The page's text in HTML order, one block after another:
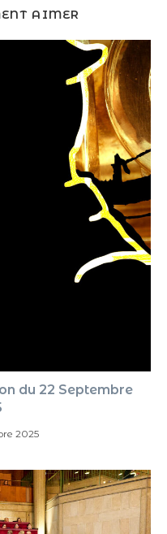
AIMER
du 22 Septembre
2025